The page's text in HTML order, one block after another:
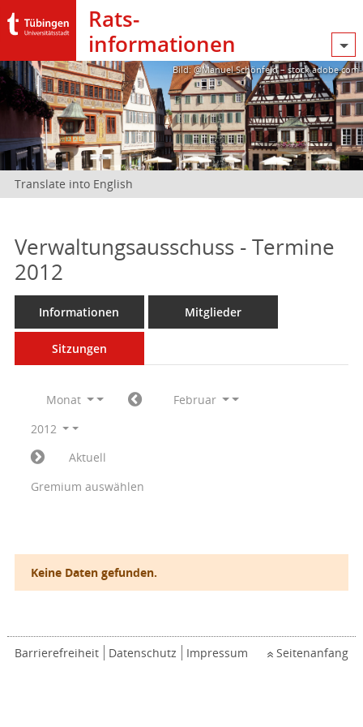
Rats­
informationen
Bild: @Manuel Schönfeld – stock.adobe.com
Translate into English
Verwaltungsausschuss - Termine
2012
Informationen Mitglieder
Sitzungen
Monat
Februar
2012
Aktuell
Gremium auswählen
Keine Daten gefunden.
Barrierefreiheit Datenschutz Impressum Seitenanfang